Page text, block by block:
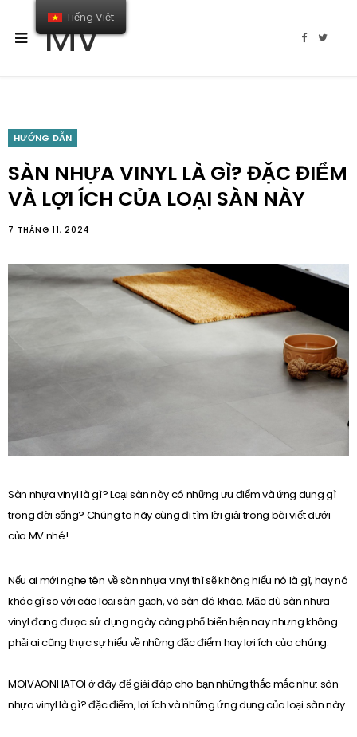
MV
F
T
HƯỚNG DẪN
SÀN NHỰA VINYL LÀ GÌ? ĐẶC ĐIỂM
VÀ LỢI ÍCH CỦA LOẠI SÀN NÀY
7 THÁNG 11, 2024
Sàn nhựa vinyl là gì? Loại sàn này có những ưu điểm và ứng dụng gì
trong đời sống? Chúng ta hãy cùng đi tìm lời giải trong bài viết dưới
của MV nhé!
Nếu ai mới nghe tên về sàn nhựa vinyl thì sẽ không hiểu nó là gì, hay nó
khác gì so với các loại sàn gạch, và sàn đá khác. Mặc dù sàn nhựa
vinyl đang được sử dụng ngày càng phổ biến hiện nay nhưng không
phải ai cũng thực sự hiểu về những đặc điểm hay lợi ích của chúng.
MOIVAONHATOI ở đây để giải đáp cho bạn những thắc mắc như: sàn
nhựa vinyl là gì? đặc điểm, lợi ích và những ứng dụng của loại sàn này.
Tiếng Việt